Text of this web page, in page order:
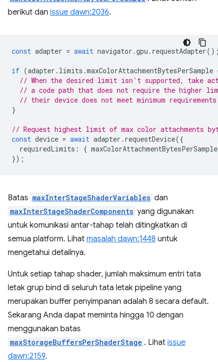
berikut dan issue dawn:2036.
const adapter = await navigator .gpu . requestAdapter
if (adapter . limits .maxColorAttachmentBytesPerSample
// When the desired limit isn't supported, take
// a code path that does not require the higher
// their device does not meet minimum
}
// Request highest limit of max color attachments
const device = await adapter . requestDevice({
requiredLimits : { maxColorAttachmentBytesPerSample
});
Batas maxInterStageShaderVariables dan
maxInterStageShaderComponents yang digunakan
untuk komunikasi antar-tahap telah ditingkatkan di
semua platform. Lihat masalah dawn:1448 untuk
mengetahui detailnya.
Untuk setiap tahap shader, jumlah maksimum entri tata
letak grup bind di seluruh tata letak pipeline yang
merupakan buffer penyimpanan adalah 8 secara default.
Sekarang Anda dapat meminta hingga 10 dengan
menggunakan batas
maxStorageBuffersPerShaderStage . Lihat issue
dawn:2159.